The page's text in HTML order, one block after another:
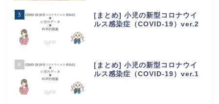
3
[まとめ] 小児の新型コロナウイ
ルス感染症（COVID-19）ver.2
4
[まとめ] 小児の新型コロナウイ
ルス感染症（COVID-19）ver.1